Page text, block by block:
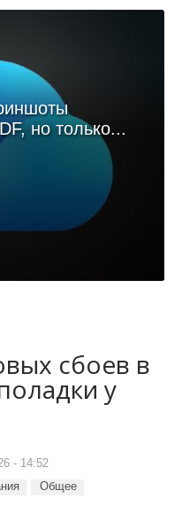
но только...
сбоев в
у
- 14:52
Общее